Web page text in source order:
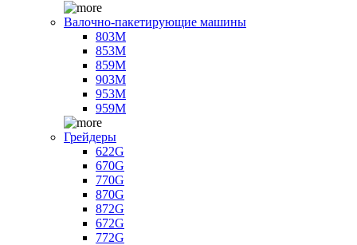
Валочно-пакетирующие машины
803M
853M
859M
903M
953M
959M
Грейдеры
622G
670G
770G
870G
872G
672G
772G